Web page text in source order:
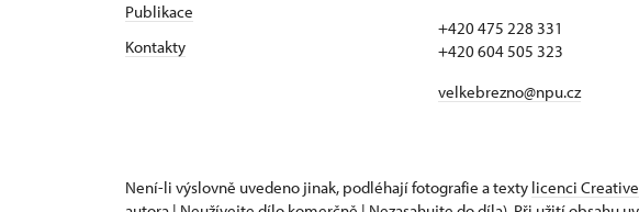
Publikace
Kontakty
+420 475 228 331
+420 604 505 323
velkebrezno@npu.cz
Není-li výslovně uvedeno jinak, podléhají fotografie a texty licenci